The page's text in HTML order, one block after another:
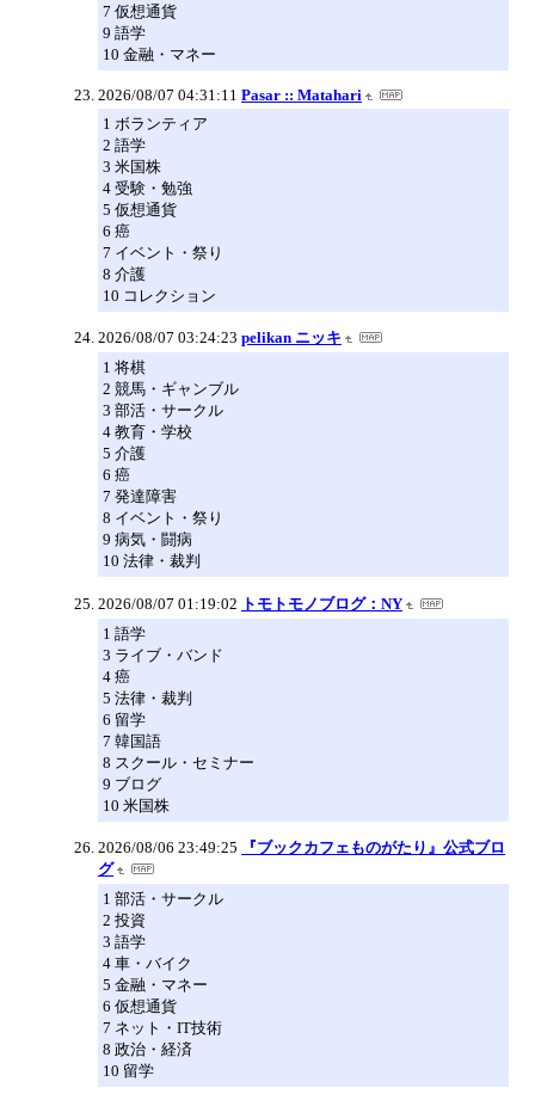
7 仮想通貨
9 語学
10 金融・マネー
2026/08/07 04:31:11 Pasar :: Matahari
1 ボランティア
2 語学
3 米国株
4 受験・勉強
5 仮想通貨
6 癌
7 イベント・祭り
8 介護
10 コレクション
2026/08/07 03:24:23 pelikan ニッキ
1 将棋
2 競馬・ギャンブル
3 部活・サークル
4 教育・学校
5 介護
6 癌
7 発達障害
8 イベント・祭り
9 病気・闘病
10 法律・裁判
2026/08/07 01:19:02 トモトモノブログ：NY
1 語学
3 ライブ・バンド
4 癌
5 法律・裁判
6 留学
7 韓国語
8 スクール・セミナー
9 ブログ
10 米国株
2026/08/06 23:49:25
『ブックカフェものがたり』公式ブロ
グ
1 部活・サークル
2 投資
3 語学
4 車・バイク
5 金融・マネー
6 仮想通貨
7 ネット・IT技術
8 政治・経済
10 留学